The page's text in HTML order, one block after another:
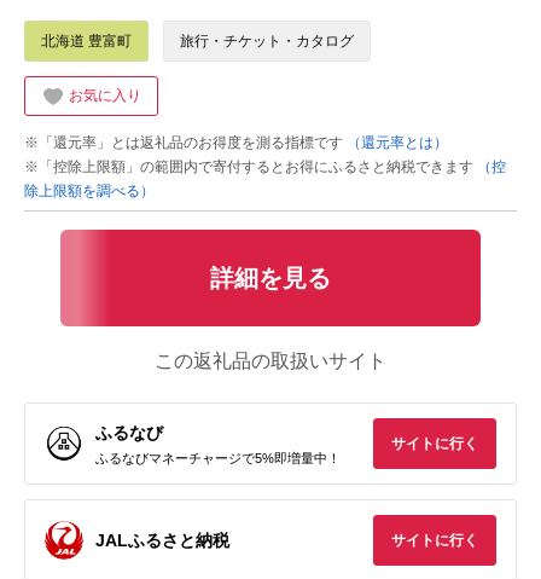
北海道 豊富町 旅行・チケット・カタログ
お気に入り
※「還元率」とは返礼品のお得度を測る指標です
（還元率とは）
※「控除上限額」の範囲内で寄付するとお得にふるさと納税できます
（控
除上限額を調べる）
詳細を見る
この返礼品の取扱いサイト
ふるなび
ふるなびマネーチャージで5%即増量中！
サイトに行く
JALふるさと納税 サイトに行く